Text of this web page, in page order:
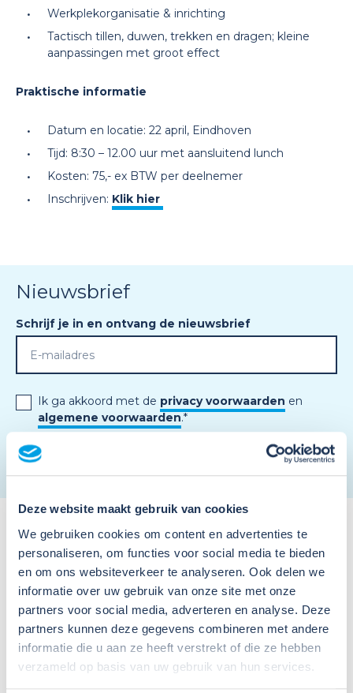
Deze website maakt gebruik van cookies
We gebruiken cookies om content en advertenties te
personaliseren, om functies voor social media te bieden
en om ons websiteverkeer te analyseren. Ook delen we
informatie over uw gebruik van onze site met onze
partners voor social media, adverteren en analyse. Deze
partners kunnen deze gegevens combineren met andere
informatie die u aan ze heeft verstrekt of die ze hebben
verzameld op basis van uw gebruik van hun services.
Werkplekorganisatie & inrichting
Tactisch tillen, duwen, trekken en dragen; kleine
aanpassingen met groot effect
Praktische informatie
Datum en locatie: 22 april, Eindhoven
Tijd: 8:30 – 12.00 uur met aansluitend lunch
Kosten: 75,- ex BTW per deelnemer
Inschrijven: Klik hier
Nieuwsbrief
Schrijf je in en ontvang de nieuwsbrief
Ik ga akkoord met de privacy voorwaarden en
algemene voorwaarden.*
Meer activiteiten